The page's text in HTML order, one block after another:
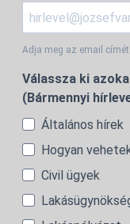
Adja meg az email címét!
Válassza ki
(Bármennyi
Általános hírek
Hogyan
Civil ügyek